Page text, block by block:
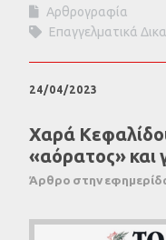
Αρθρογραφία
Επαγγελματικά
24/04/2023
Χαρά
«αόρατος» και
Άρθρο στην